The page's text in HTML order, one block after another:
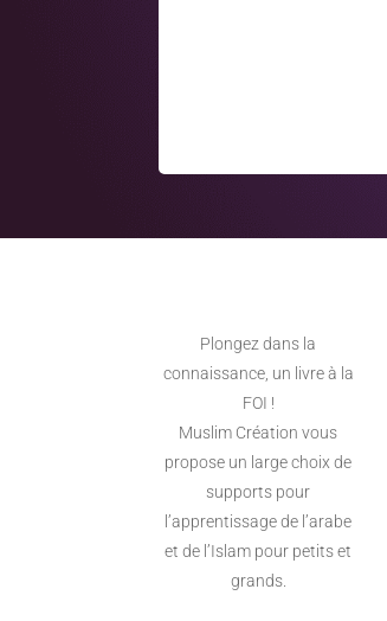
Plongez dans la
connaissance, un livre à la
FOI !
Muslim Création vous
propose un large choix de
supports pour
l’apprentissage de l’arabe
et de l’Islam pour petits et
grands.